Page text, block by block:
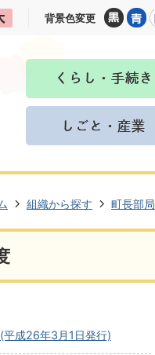
背景色変更
組織から探す 町長部局
平成26年3月1日発行)